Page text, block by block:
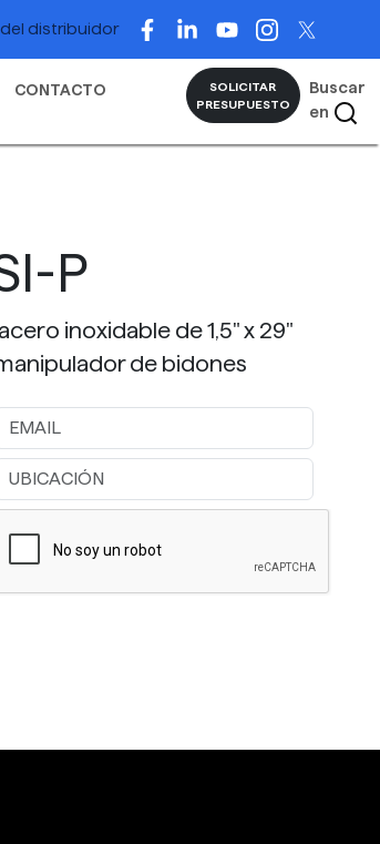
distribuidor
CONTACTO
SOLICITAR
PRESUPUESTO
Buscar
en
P
inoxidable de 1,5" x 29"
de bidones